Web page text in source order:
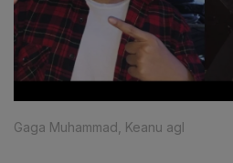
Gaga Muhammad, Keanu agl